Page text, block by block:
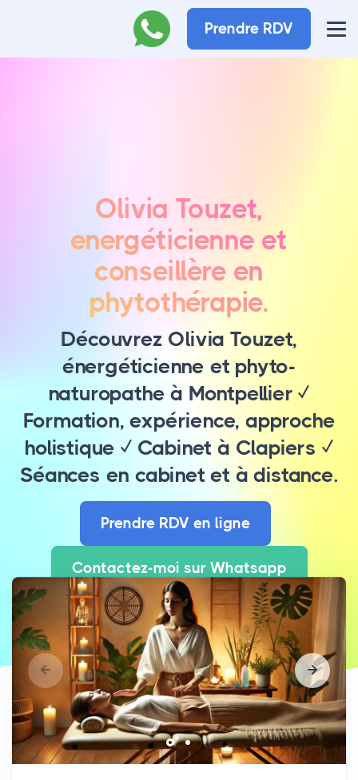
Prendre RDV
Olivia Touzet,
energéticienne et
conseillère en
phytothérapie.
Découvrez Olivia Touzet,
énergéticienne et phyto-
naturopathe à Montpellier ✓
Formation, expérience, approche
holistique ✓ Cabinet à Clapiers ✓
Séances en cabinet et à distance.
Prendre RDV en ligne
Contactez-moi sur Whatsapp